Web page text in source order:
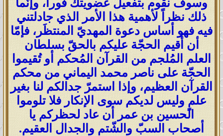
وسوف نقوم بتفعيل عضويتك فوراً، وإنّما
ذلك نظراً لأهمية هذا الأمر الذي جادلتني
فيه فهو أساس دعوة المهديّ المنتظَر، فإمّا
أن أُقيم الحجّة عليكم بالحقّ بسلطان
العلم المُلجم من القرآن المُحكم أو تُقيموا
الحجّة على ناصر محمد اليماني من محكم
القرآن العظيم، وإذا استمرّ جدالكم لنا بغير
علمٍ وليس لديكم سوى الإنكار فلا تلوموا
الحسين بن عمر أن عاد لحظركم يا
أصحاب السبّ والشّتم والجدال العقيم.